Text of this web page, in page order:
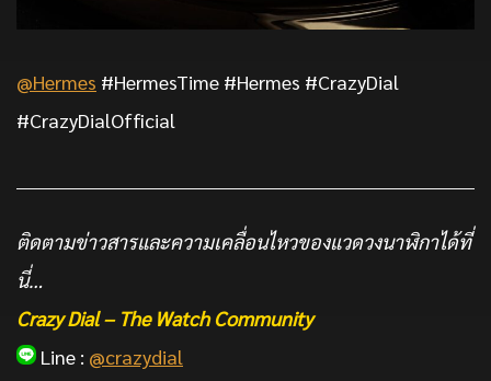
@Hermes #HermesTime #Hermes #CrazyDial
#CrazyDialOfficial
ติดตามข่าวสารและความเคลื่อนไหวของแวดวงนาฬิกาได้ที่
นี่…
Crazy Dial – The Watch Community
Line : @crazydial